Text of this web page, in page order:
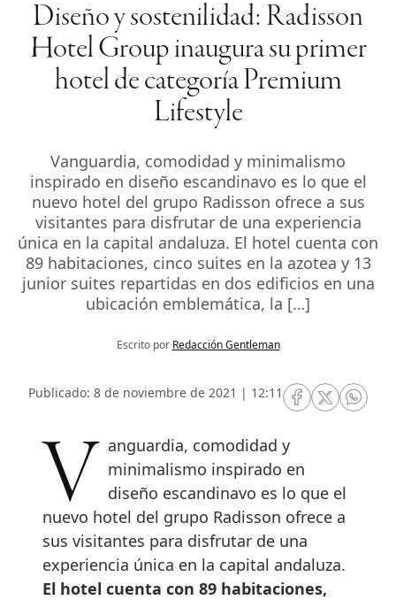
Diseño y sostenilidad: Radisson
Hotel Group inaugura su primer
hotel de categoría Premium
Lifestyle
Vanguardia, comodidad y minimalismo
inspirado en diseño escandinavo es lo que el
nuevo hotel del grupo Radisson ofrece a sus
visitantes para disfrutar de una experiencia
única en la capital andaluza. El hotel cuenta con
89 habitaciones, cinco suites en la azotea y 13
junior suites repartidas en dos edificios en una
ubicación emblemática, la […]
Escrito por Redacción Gentleman
Publicado: 8 de noviembre de 2021 | 12:11
RRSS Facebook
RRSSRRSS
Vanguardia, comodidad y
minimalismo inspirado en
diseño escandinavo es lo que el
nuevo hotel del grupo Radisson ofrece a
sus visitantes para disfrutar de una
experiencia única en la capital andaluza.
El hotel cuenta con 89 habitaciones,